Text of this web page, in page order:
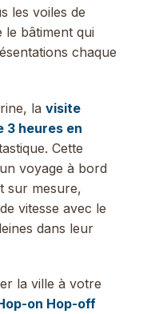
les voiles de
le bâtiment qui
chaque
la visite
3 heures en
Cette
voyage à bord
sur mesure,
vitesse avec le
dans leur
la ville à votre
on Hop-off